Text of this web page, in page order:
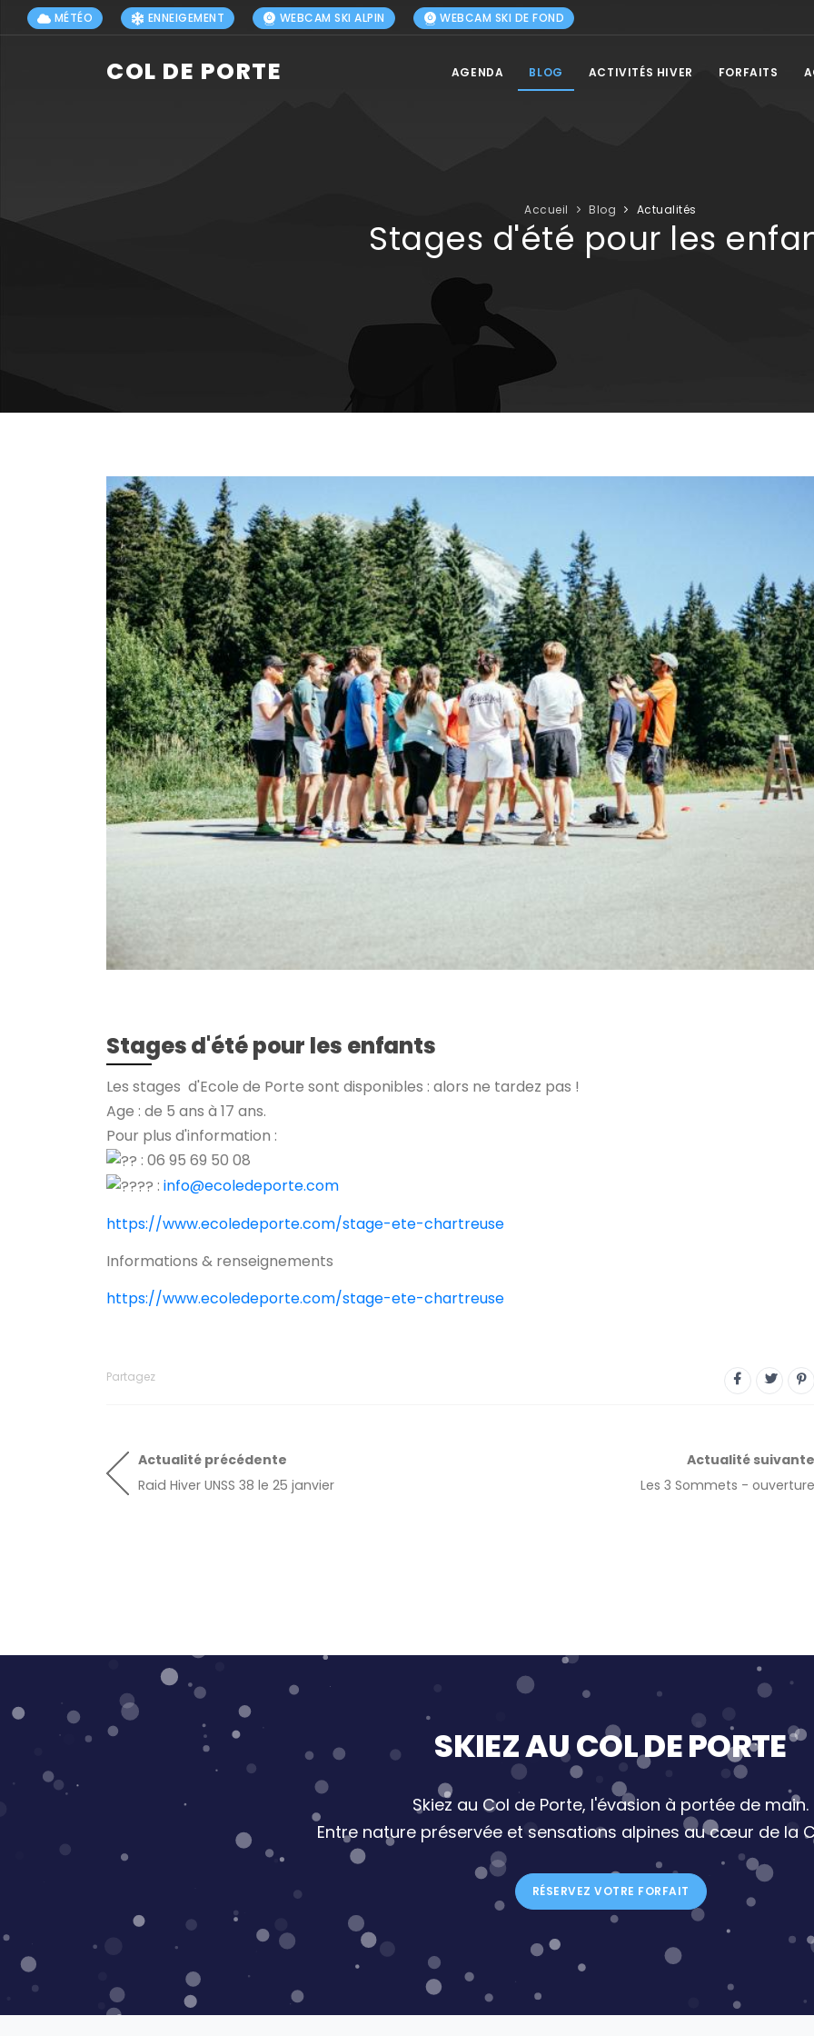
MÉTÉO ENNEIGEMENT WEBCAM SKI ALPIN WEBCAM SKI DE FOND
COL DE PORTE AGENDA BLOG ACTIVITÉS HIVER FORFAITS
Accueil Blog Actualités
Stages d'été pour les
Stages d'été pour les enfants
Les stages d'Ecole de Porte sont disponibles : alors ne tardez pas !
Age : de 5 ans à 17 ans.
Pour plus d'information :
: 06 95 69 50 08
: info@ecoledeporte.com
https://www.ecoledeporte.com/stage-ete-chartreuse
Informations & renseignements
https://www.ecoledeporte.com/stage-ete-chartreuse
Partagez
Actualité précédente
Raid Hiver UNSS 38 le 25 janvier
Actualité suivante
Les 3 Sommets - ouverture
SKIEZ AU COL DE PORTE
Skiez au Col de Porte, l'évasion à portée de main.
Entre nature préservée et sensations alpines au cœur de la
RÉSERVEZ VOTRE FORFAIT